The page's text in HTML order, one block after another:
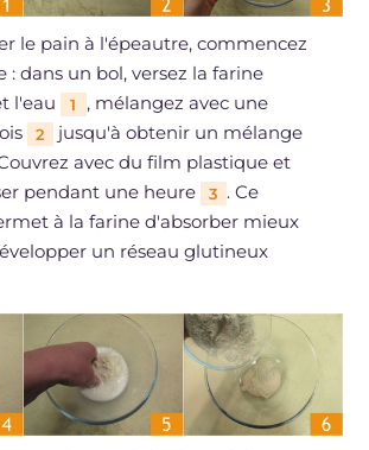
le pain à l'épeautre, commencez
: dans un bol, versez la farine
l'eau
1
, mélangez avec une
2
jusqu'à obtenir un mélange
avec du film plastique et
pendant une heure
3 . Ce
à la farine d'absorber mieux
un réseau glutineux